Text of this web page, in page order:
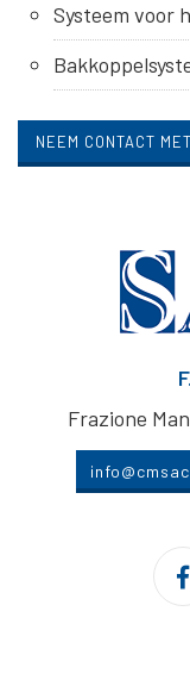
Systeem voor
NEEM CONTACT
Frazione